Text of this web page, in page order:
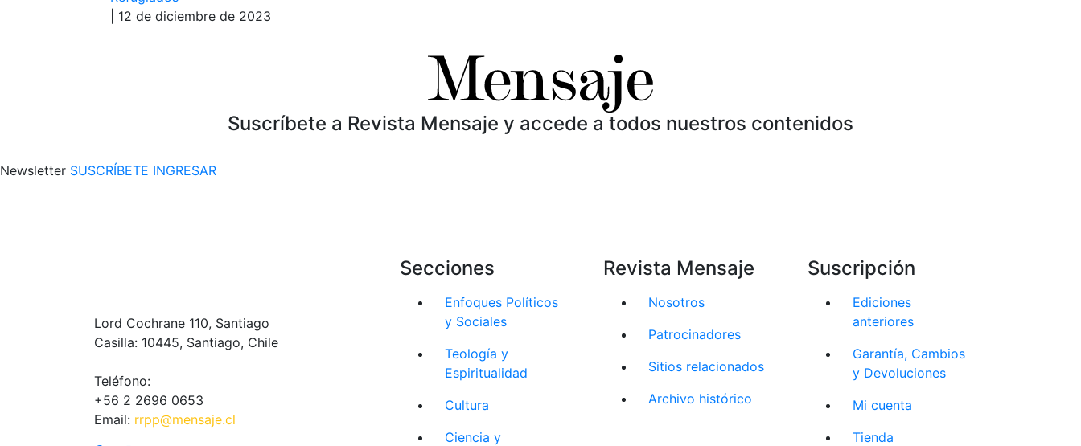
| 12 de diciembre de 2023
Suscríbete a Revista Mensaje y accede a todos nuestros contenidos
Newsletter SUSCRÍBETE INGRESAR
Lord Cochrane 110, Santiago
Casilla: 10445, Santiago, Chile
Teléfono:
+56 2 2696 0653
Email: rrpp@mensaje.cl
Secciones
Enfoques Políticos
y Sociales
Teología y
Espiritualidad
Cultura
Ciencia y
Revista Mensaje
Nosotros
Patrocinadores
Sitios relacionados
Archivo histórico
Suscripción
Ediciones
anteriores
Garantía, Cambios
y Devoluciones
Mi cuenta
Tienda